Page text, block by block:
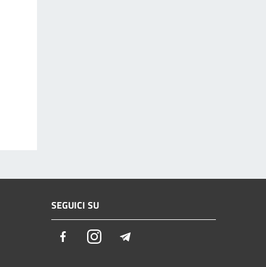
SEGUICI SU
FacebookInstagram